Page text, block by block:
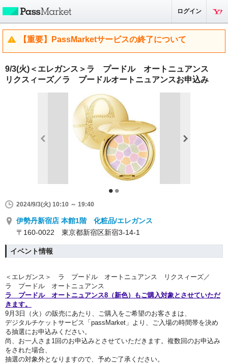
ログイン
【重要】PassMarketサービスの終了について
9/3(火)＜エレガンス＞ラ プードル オートニュアンス
リクスィーズ／ラ プードルオートニュアンスお申込み
2024/9/3(火) 10:10 ～ 19:40
伊勢丹新宿店 本館1階 化粧品/エレガンス
〒160-0022 東京都新宿区新宿3-14-1
イベント情報
＜エレガンス＞ ラ プードル オートニュアンス リクスィーズ／
ラ プードル オートニュアンス
ラ プードル オートニュアンス8（新色）もご購入対象とさせていただ
きます。
9月3 日（火） の販売にあたり、ご購入をご希望のお客さまは、
デジタルチケットサービス「passMarket」より、ご入場の時間帯を決め
る抽選にお申込みください。
尚、お一人さま1回のお申込みとさせていただきます。複数回のお申込み
をされた場合、
抽選の対象外となりますので、予めご了承ください。